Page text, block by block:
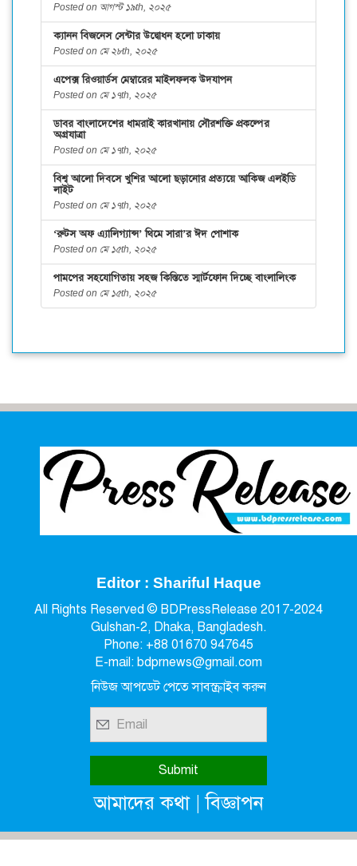
Posted on আগস্ট ১৯th, ২০২৫
ক্যানন বিজনেস সেন্টার উদ্বোধন হলো ঢাকায়
Posted on মে ২৮th, ২০২৫
এপেক্স রিওয়ার্ডস মেম্বারের মাইলফলক উদযাপন
Posted on মে ১৭th, ২০২৫
ডাবর বাংলাদেশের ধামরাই কারখানায় সৌরশক্তি প্রকল্পের
অগ্রযাত্রা
Posted on মে ১৭th, ২০২৫
বিশ্ব আলো দিবসে খুশির আলো ছড়ানোর প্রত্যয়ে আকিজ এলইডি
লাইট
Posted on মে ১৭th, ২০২৫
‘রুটস অফ এ্যালিগ্যান্স’ থিমে সারা’র ঈদ পোশাক
Posted on মে ১৫th, ২০২৫
পামপের সহযোগিতায় সহজ কিস্তিতে স্মার্টফোন দিচ্ছে বাংলালিংক
Posted on মে ১৫th, ২০২৫
Editor : Shariful Haque
All Rights Reserved © BDPressRelease 2017-2024
Gulshan-2, Dhaka, Bangladesh.
Phone: +88 01670 947645
E-mail: bdprnews@gmail.com
নিউজ আপডেট পেতে সাবস্ক্রাইব করুন
আমাদের কথা|বিজ্ঞাপন